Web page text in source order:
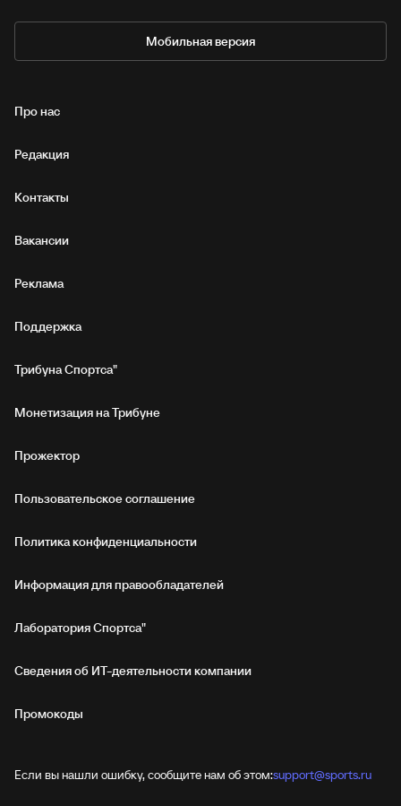
Мобильная версия
Про нас
Редакция
Контакты
Вакансии
Реклама
Поддержка
Трибуна Спортса"
Монетизация на Трибуне
Прожектор
Пользовательское соглашение
Политика конфиденциальности
Информация для правообладателей
Лаборатория Спортса"
Сведения об ИТ‑деятельности компании
Промокоды
Если вы нашли ошибку, сообщите нам об этом:support@sports.ru